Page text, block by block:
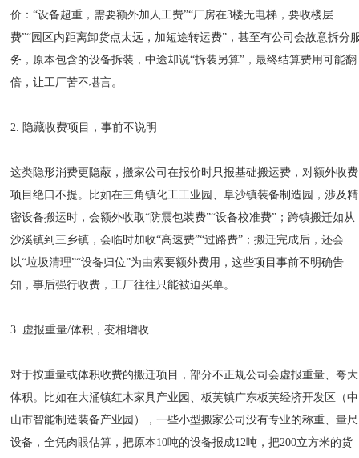
价：“设备超重，需要额外加人工费”“厂房在3楼无电梯，要收楼层
费”“园区内距离卸货点太远，加短途转运费”，甚至有公司会故意拆分
务，原本包含的设备拆装，中途却说“拆装另算”，最终结算费用可能翻
倍，让工厂苦不堪言。
2. 隐藏收费项目，事前不说明
这类隐形消费更隐蔽，搬家公司在报价时只报基础搬运费，对额外收费
项目绝口不提。比如在三角镇化工工业园、阜沙镇装备制造园，涉及精
密设备搬运时，会额外收取“防震包装费”“设备校准费”；跨镇搬迁如从
沙溪镇到三乡镇，会临时加收“高速费”“过路费”；搬迁完成后，还会
以“垃圾清理”“设备归位”为由索要额外费用，这些项目事前不明确告
知，事后强行收费，工厂往往只能被迫买单。
3. 虚报重量/体积，变相增收
对于按重量或体积收费的搬迁项目，部分不正规公司会虚报重量、夸大
体积。比如在大涌镇红木家具产业园、板芙镇广东板芙经济开发区（中
山市智能制造装备产业园），一些小型搬家公司没有专业的称重、量尺
设备，全凭肉眼估算，把原本10吨的设备报成12吨，把200立方米的货